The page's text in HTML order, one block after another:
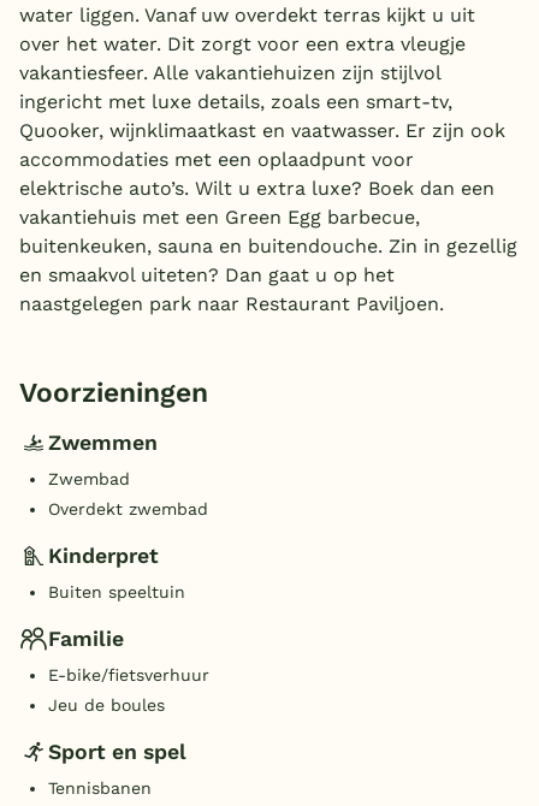
water liggen. Vanaf uw overdekt terras kijkt u uit
over het water. Dit zorgt voor een extra vleugje
vakantiesfeer. Alle vakantiehuizen zijn stijlvol
ingericht met luxe details, zoals een smart-tv,
Quooker, wijnklimaatkast en vaatwasser. Er zijn ook
accommodaties met een oplaadpunt voor
elektrische auto’s. Wilt u extra luxe? Boek dan een
vakantiehuis met een Green Egg barbecue,
buitenkeuken, sauna en buitendouche. Zin in gezellig
en smaakvol uiteten? Dan gaat u op het
naastgelegen park naar Restaurant Paviljoen.
Voorzieningen
Zwemmen
Zwembad
Overdekt zwembad
Kinderpret
Buiten speeltuin
Familie
E-bike/fietsverhuur
Jeu de boules
Sport en spel
Tennisbanen